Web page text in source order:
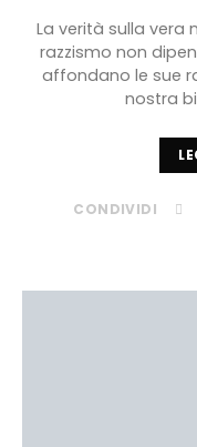
La verità sulla vera
razzismo non
affondano le sue
nostra
CONDIVIDI